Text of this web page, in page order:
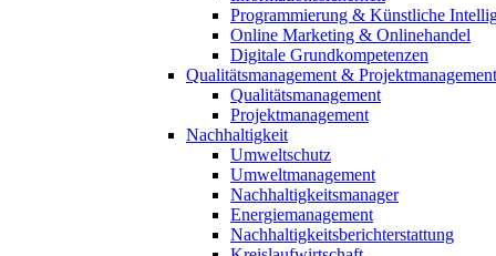
Programmierung & Künstliche
Online Marketing & Onlinehandel
Digitale Grundkompetenzen
Qualitätsmanagement & Projektmanagement
Qualitätsmanagement
Projektmanagement
Nachhaltigkeit
Umweltschutz
Umweltmanagement
Nachhaltigkeitsmanager
Energiemanagement
Nachhaltigkeitsberichterstattung